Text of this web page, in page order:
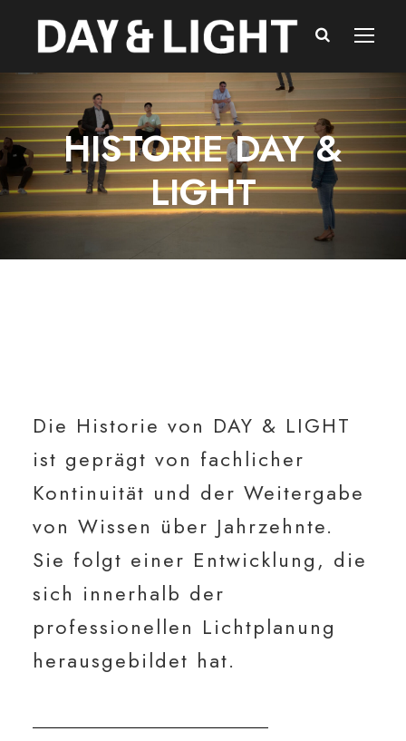
HISTORIE DAY &
LIGHT
Die Historie von DAY & LIGHT
ist geprägt von fachlicher
Kontinuität und der Weitergabe
von Wissen über Jahrzehnte.
Sie folgt einer Entwicklung, die
sich innerhalb der
professionellen Lichtplanung
herausgebildet hat.